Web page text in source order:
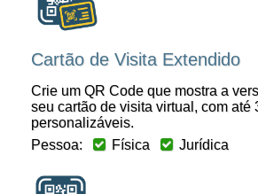
Cartão de Visita Extendido
Crie um QR Code que mostra a
seu cartão de visita virtual, com até
personalizáveis.
Pessoa:
Física Jurídica